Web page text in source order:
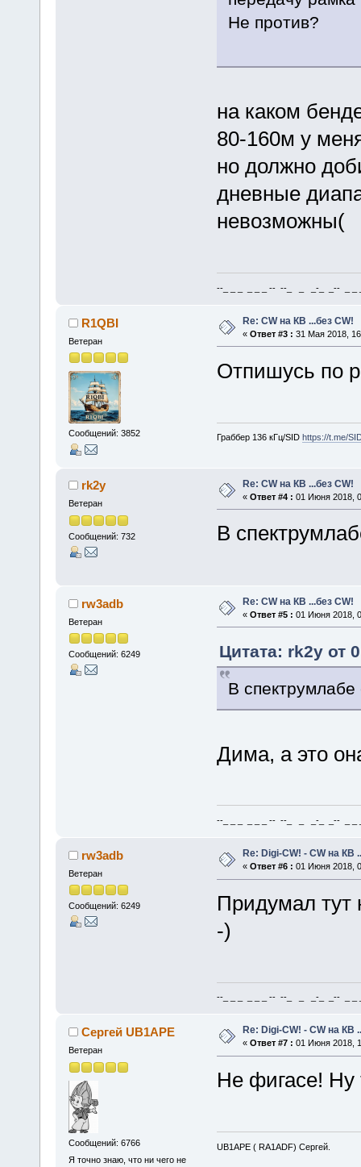
Не против?
на каком
80-160м у
но должно
дневные
невозможны(
--_ _ _ _ _ _ -- --_ _ _-_ _-- _ _
R1QBI
Ветеран
Сообщений: 3852
Re: CW на КВ ...без CW!
« Ответ #3 : 31 Мая 2018,
Отпишусь по
Граббер 136 кГц/SID https://t.me/
rk2y
Ветеран
Сообщений: 732
Re: CW на КВ ...без CW!
« Ответ #4 : 01 Июня 2018,
В
rw3adb
Ветеран
Сообщений: 6249
Re: CW на КВ ...без CW!
« Ответ #5 : 01 Июня 2018,
Цитата: rk2y от
В
Дима, а это
--_ _ _ _ _ _ -- --_ _ _-_ _-- _ _
rw3adb
Ветеран
Сообщений: 6249
Re: Digi-CW! - CW на КВ
« Ответ #6 : 01 Июня 2018,
Придумал тут
-)
--_ _ _ _ _ _ -- --_ _ _-_ _-- _ _
Сергей UB1APE
Ветеран
Сообщений: 6766
Я точно знаю, что ни чего не
Re: Digi-CW! - CW на КВ
« Ответ #7 : 01 Июня 2018,
Не фигасе!
UB1APE ( RA1ADF) Сергей.